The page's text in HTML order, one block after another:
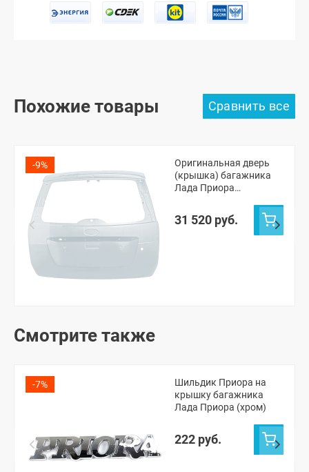
Похожие товары
-9%
Оригинальная дверь
(крышка) багажника
Лада Приора
(Кристалл 281)
31 520 руб.
Смотрите также
-7%
Шильдик Приора на
крышку багажника
Лада Приора (хром)
222 руб.